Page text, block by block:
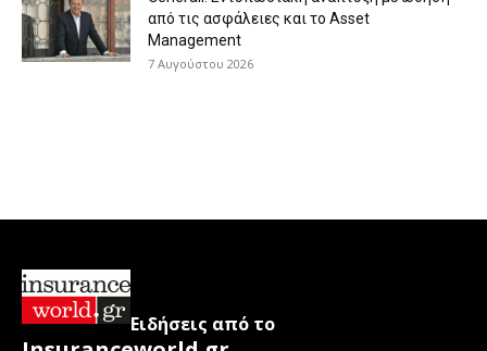
από τις ασφάλειες και το Asset
Management
7 Αυγούστου 2026
Ειδήσεις από το